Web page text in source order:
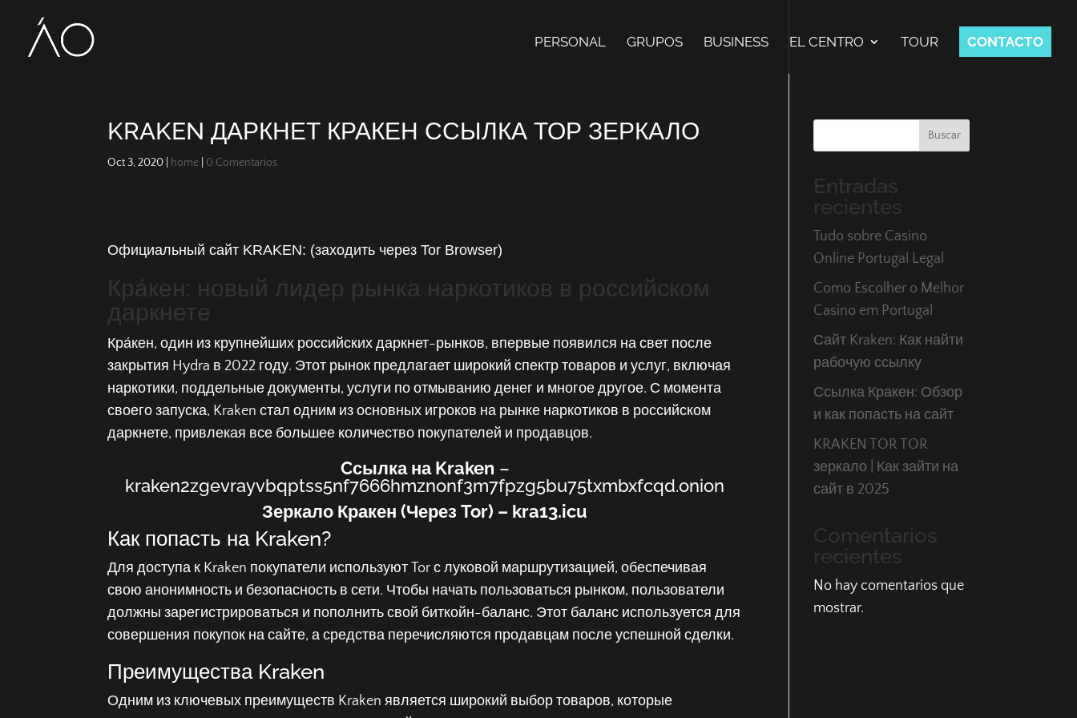
PERSONAL GRUPOS BUSINESS EL CENTRO TOUR CONTACTO
KRAKEN ДАРКНЕТ КРАКЕН ССЫЛКА ТОР ЗЕРКАЛО
Oct 3, 2020 home 0 Comentarios
Официальный сайт KRAKEN: (заходить через Tor Browser)
Кра́кен: новый лидер рынка наркотиков в российском
даркнете
Кра́кен, один из крупнейших российских даркнет-рынков, впервые появился на свет после
закрытия Hydra в 2022 году. Этот рынок предлагает широкий спектр товаров и услуг, включая
наркотики, поддельные документы, услуги по отмыванию денег и многое другое. С момента
своего запуска, Kraken стал одним из основных игроков на рынке наркотиков в российском
даркнете, привлекая все большее количество покупателей и продавцов.
Cсылка на Kraken –
kraken2zgevrayvbqptss5nf7666hmznonf3m7fpzg5bu75txmbxfcqd.onion
Зеркало Кракен (Через Tor) – kra13.icu
Как попасть на Kraken?
Для доступа к Kraken покупатели используют Tor с луковой маршрутизацией, обеспечивая
свою анонимность и безопасность в сети. Чтобы начать пользоваться рынком, пользователи
должны зарегистрироваться и пополнить свой биткойн-баланс. Этот баланс используется для
совершения покупок на сайте, а средства перечисляются продавцам после успешной сделки.
Преимущества Kraken
Одним из ключевых преимуществ Kraken является широкий выбор товаров, которые
Buscar
Entradas
recientes
Tudo sobre Casino
Online Portugal Legal
Como Escolher o Melhor
Casino em Portugal
Сайт Kraken: Как найти
рабочую ссылку
Ссылка Кракен: Обзор
и как попасть на сайт
KRAKEN TOR TOR
зеркало | Как зайти на
сайт в 2025
Comentarios
recientes
No hay comentarios que
mostrar.